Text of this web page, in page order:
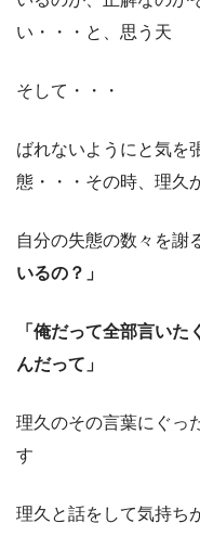
い・・・と、思う天
そして・・・
ばれないようにと気を
態・・・その時、理久
自分の失態の数々を謝
いるの？」
「俺だって全部言い
んだって」
理久のその言葉にぐっ
す
理久と話をして気持ち